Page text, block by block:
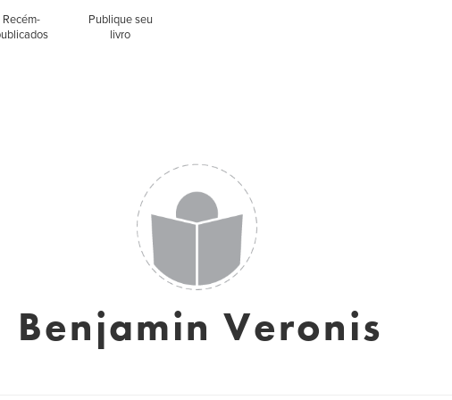
Recém-
Publique seu
livro
Benjamin Veronis